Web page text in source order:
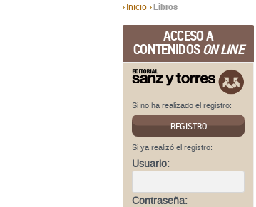
Inicio Libros
ACCESO A
CONTENIDOSON LINE
Si no ha realizado el registro:
REGISTRO
Si ya realizó el registro:
Usuario:
Contraseña: